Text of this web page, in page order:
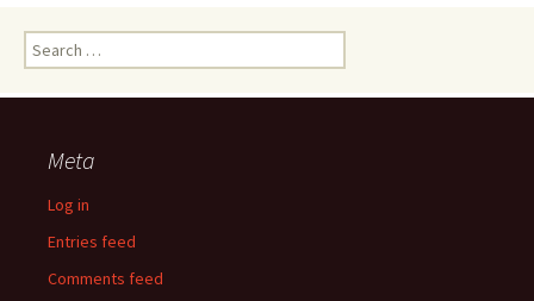
Search
for:
Meta
Log in
Entries feed
Comments feed